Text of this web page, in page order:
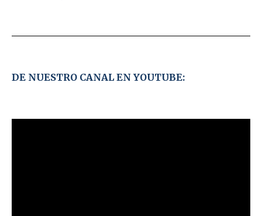
DE NUESTRO CANAL EN YOUTUBE: